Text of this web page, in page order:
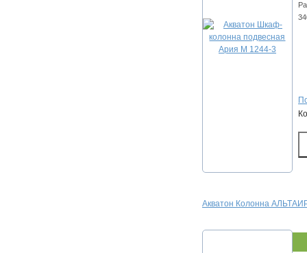
Акватон Колонна